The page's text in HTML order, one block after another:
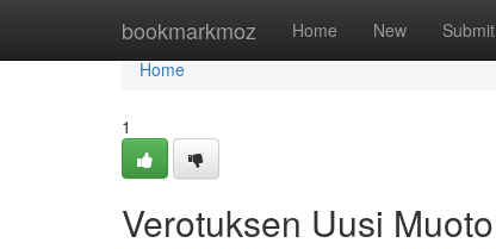
bookmarkmoz Home New Submit
Home
Home
1
Verotuksen Uusi Muoto